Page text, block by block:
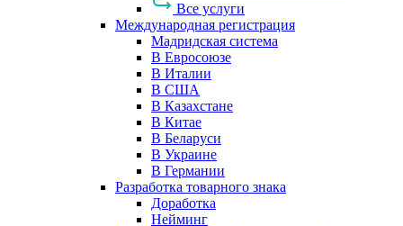
Все услуги
Международная регистрация
Мадридская система
В Евросоюзе
В Италии
В США
В Казахстане
В Китае
В Беларуси
В Украине
В Германии
Разработка товарного знака
Доработка
Нейминг